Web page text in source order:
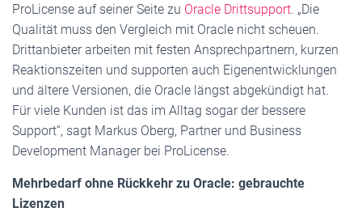
ProLicense auf seiner Seite zu Oracle Drittsupport. „Die
Qualität muss den Vergleich mit Oracle nicht scheuen.
Drittanbieter arbeiten mit festen Ansprechpartnern, kurzen
Reaktionszeiten und supporten auch Eigenentwicklungen
und ältere Versionen, die Oracle längst abgekündigt hat.
Für viele Kunden ist das im Alltag sogar der bessere
Support“, sagt Markus Oberg, Partner und Business
Development Manager bei ProLicense.
Mehrbedarf ohne Rückkehr zu Oracle: gebrauchte
Lizenzen